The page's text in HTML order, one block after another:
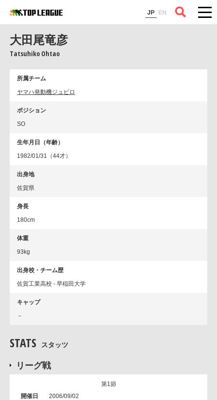
JP EN
コラム
大田尾竜彦
Tatsuhiko Ohtao
所属チーム
ヤマハ発動機ジュビロ
ポジション
SO
生年月日（年齢）
1982/01/31（44才）
出身地
佐賀県
身長
180cm
体重
93kg
出身校・チーム歴
佐賀工業高校 - 早稲田大学
キャップ
－
STATS スタッツ
リーグ戦
第1節
2006/09/02